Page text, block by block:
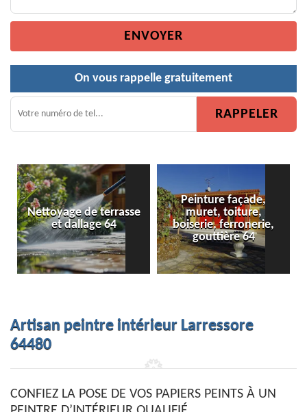
On vous rappelle gratuitement
Nettoyage de terrasse
et dallage 64
Peinture façade,
muret, toiture,
boiserie, ferronerie,
gouttière 64
Artisan peintre intérieur Larressore
64480
CONFIEZ LA POSE DE VOS PAPIERS PEINTS À UN